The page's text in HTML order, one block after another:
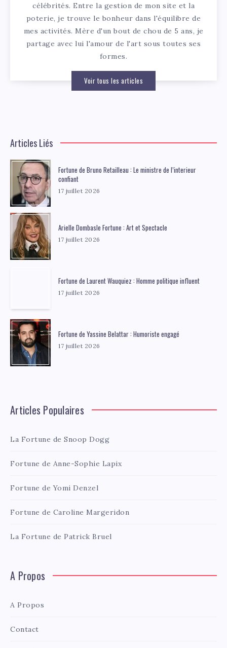
célébrités. Entre la gestion de mon site et la
poterie, je trouve le bonheur dans l'équilibre de
mes activités. Mère d'un bout de chou de 5 ans, je
partage avec lui l'amour de l'art sous toutes ses
formes.
Voir tous les articles
Articles Liés
Fortune de Bruno Retailleau : Le ministre de l’interieur
confiant
17 juillet 2026
Arielle Dombasle Fortune : Art et Spectacle
17 juillet 2026
Fortune de Laurent Wauquiez : Homme politique influent
17 juillet 2026
Fortune de Yassine Belattar : Humoriste engagé
17 juillet 2026
Articles Populaires
La Fortune de Snoop Dogg
Fortune de Anne-Sophie Lapix
Fortune de Yomi Denzel
Fortune de Caroline Margeridon
La Fortune de Patrick Bruel
A Propos
A Propos
Contact